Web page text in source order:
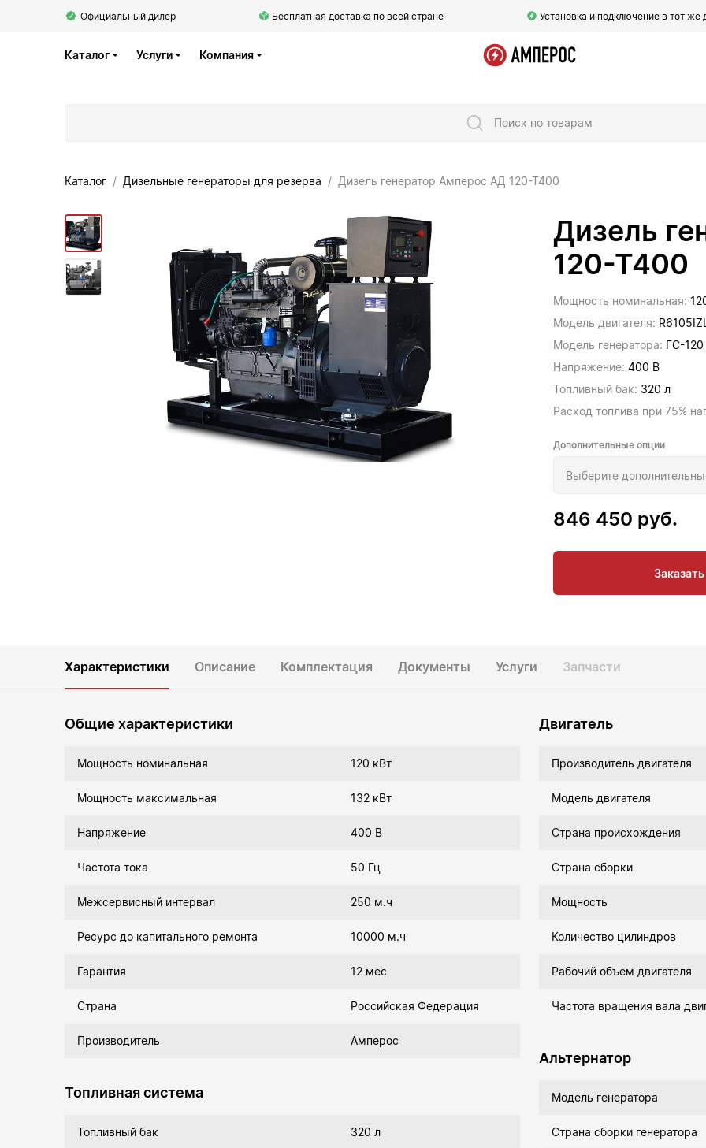
Официальный дилер Бесплатная доставка по всей стране Установка и подключение в тот же
Каталог Услуги Компания
Поиск по товарам
Каталог Дизельные генераторы для резерва Дизель генератор Амперос АД 120-Т400
Дизель
120-Т400
Мощность номинальная:
Модель двигателя:
Модель генератора: ГС-120
Напряжение: 400 В
Топливный бак: 320 л
Расход топлива при 75%
Дополнительные опции
846 450 руб.
Заказать
Характеристики Описание Комплектация Документы Услуги Запчасти
Общие характеристики
Мощность номинальная 120 кВт
Мощность максимальная 132 кВт
Напряжение 400 В
Частота тока 50 Гц
Межсервисный интервал 250 м.ч
Ресурс до капитального ремонта 10000 м.ч
Гарантия 12 мес
Страна Российская Федерация
Производитель Амперос
Двигатель
Производитель двигателя
Модель двигателя
Страна происхождения
Страна сборки
Мощность
Количество цилиндров
Рабочий объем двигателя
Частота вращения вала
Альтернатор
Модель генератора
Страна сборки генератора
Топливная система
Топливный бак 320 л